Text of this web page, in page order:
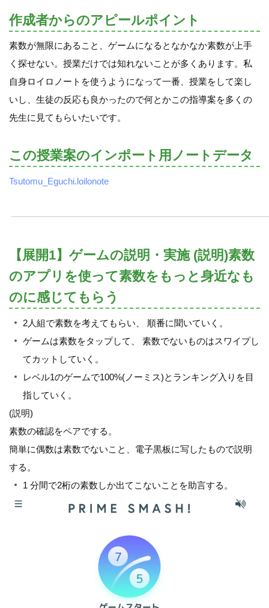
作成者からのアピールポイント
素数が無限にあること、ゲームになるとなかなか素数が上手
く探せない。授業だけでは知れないことが多くあります。私
自身ロイロノートを使うようになって一番、授業をして楽し
いし、生徒の反応も良かったので何とかこの指導案を多くの
先生に見てもらいたいです。
この授業案のインポート用ノートデータ
Tsutomu_Eguchi.loilonote
【展開1】ゲームの説明・実施 (説明)素数
のアプリを使って素数をもっと身近なも
のに感じてもらう
2人組で素数を考えてもらい、 順番に聞いていく。
ゲームは素数をタップして、 素数でないものはスワイプし
てカットしていく。
レベル1のゲームで100%(ノーミス)とランキング入りを目
指していく。
(説明)
素数の確認をペアでする。
簡単に偶数は素数でないこと、電子黒板に写したもので説明
する。
1 分間で2桁の素数しか出てこないことを助言する。